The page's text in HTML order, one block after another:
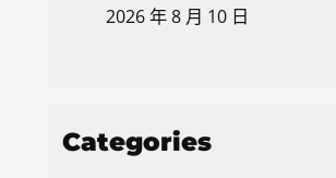
2026 年 8 月 10 日
Categories